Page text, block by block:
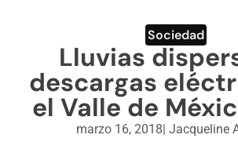
ENGLISH SECTION
VIDEOS
Sociedad
Lluvias
descargas
el Valle de
marzo 16, 2018| Jacqueline